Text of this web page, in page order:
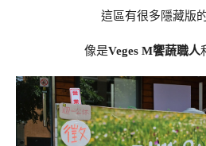
這區有很多隱藏版
像是Veges M饗蔬職人